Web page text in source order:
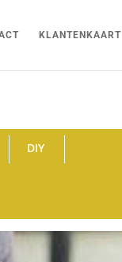
KLANTENKAART
DIY